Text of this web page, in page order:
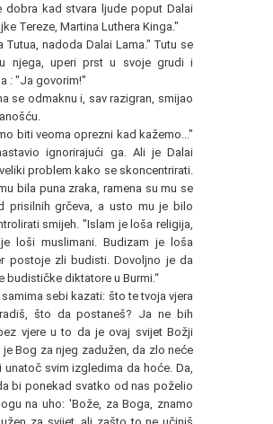
dobra kad stvara ljude poput Dalai
Tereze, Martina Luthera Kinga."
Tutua, nadoda Dalai Lama." Tutu se
njega, uperi prst u svoje grudi i
: "Ja govorim!"
se odmaknu i, sav razigran, smijao
biti veoma oprezni kad kažemo..."
ignorirajući ga. Ali je Dalai
problem kako se skoncentrirati.
bila puna zraka, ramena su mu se
prisilnih grčeva, a usto mu je bilo
smijeh. "Islam je loša religija,
loši muslimani. Budizam je loša
postoje zli budisti. Dovoljno je da
budističke diktatore u Burmi.“
sebi kazati: što te tvoja vjera
što da postaneš? Ja ne bih
vjere u to da je ovaj svijet Božji
je Bog za njeg zadužen, da zlo neće
unatoč svim izgledima da hoće. Da,
bi ponekad svatko od nas poželio
na uho: 'Bože, za Boga, znamo